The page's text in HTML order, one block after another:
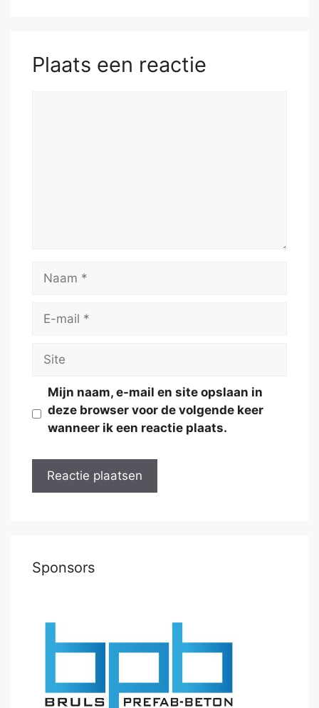
Plaats een reactie
Naam
Site
Mijn naam, e-mail en site opslaan in
deze browser voor de volgende keer
wanneer ik een reactie plaats.
Sponsors